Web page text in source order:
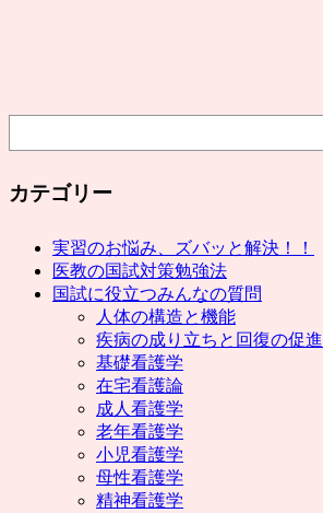
索
カテゴリー
実習のお悩み、ズバッと解決！！
医教の国試対策勉強法
国試に役立つみんなの質問
人体の構造と機能
疾病の成り立ちと回復の促進
基礎看護学
在宅看護論
成人看護学
老年看護学
小児看護学
母性看護学
精神看護学